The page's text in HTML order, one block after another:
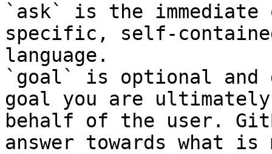
`ask` is the
specific, self-
language.
`goal` is optional and
goal you are
behalf of the user.
answer towards what